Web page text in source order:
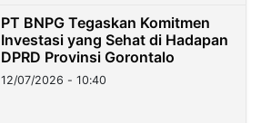
PT BNPG Tegaskan Komitmen
Investasi yang Sehat di Hadapan
DPRD Provinsi Gorontalo
12/07/2026 - 10:40